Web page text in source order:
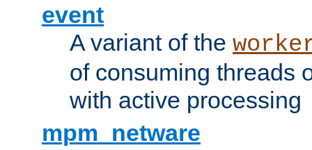
event
A variant of the
of consuming threads
with active processing
mpm_netware